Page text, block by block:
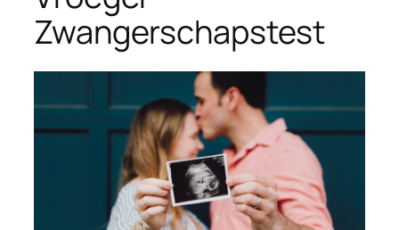
Zwangerschapstest